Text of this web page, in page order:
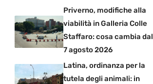
Priverno, modifiche alla
viabilità in Galleria Colle
Staffaro: cosa cambia dal
7 agosto 2026
Latina, ordinanza per la
tutela degli animali: in